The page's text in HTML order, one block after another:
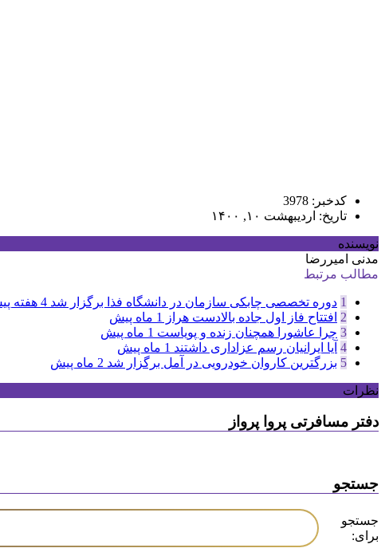
کدخبر: 3978
تاریخ: اردیبهشت ۱۰, ۱۴۰۰
نویسنده
مدنی امیررضا
مطالب مرتبط
1 دوره تخصصی چابکی سازمان در دانشگاه فذا برگزار شد 4 هفته پیش
2 افتتاح فاز اول جاده بالادست هراز
1 ماه پیش
3 چرا عاشورا همچنان زنده و پویاست 1 ماه پیش
4 آیا ایرانیان رسم عزاداری داشتند 1 ماه پیش
5 بزرگترین کاروان خودرویی در آمل برگزار شد 2 ماه پیش
نظرات
دفتر مسافرتی پروا پرواز
جستجو
جستجو
برای: